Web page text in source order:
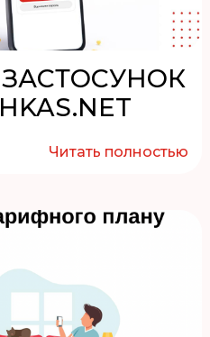
Читать полностью